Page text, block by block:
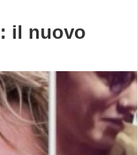
il nuovo